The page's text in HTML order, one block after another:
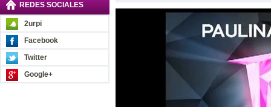
REDES SOCIALES
2urpi
Facebook
Twitter
Google+